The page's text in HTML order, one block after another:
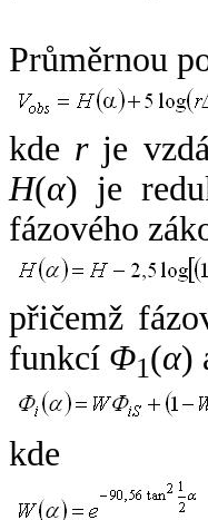
Průměrnou
kde rje
H(α) je
fázového
přičemž
funkcí Φ1(α)
kde